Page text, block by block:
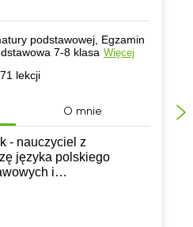
podstawowej, Egzamin
7-8 klasa Więcej
lekcji
O mnie
- nauczyciel z
języka polskiego
i
z pasją i
lekcje to nie tylko